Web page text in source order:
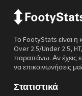
Το FootyStats είναι
Over 2.5/Under 2.5,
παραπάνω. Αν έχεις
να επικοινωνήσεις
Στατιστικά